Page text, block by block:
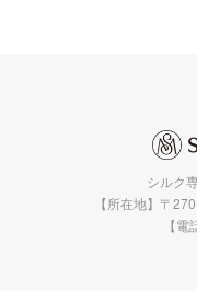
シルク
【所在地】〒
【